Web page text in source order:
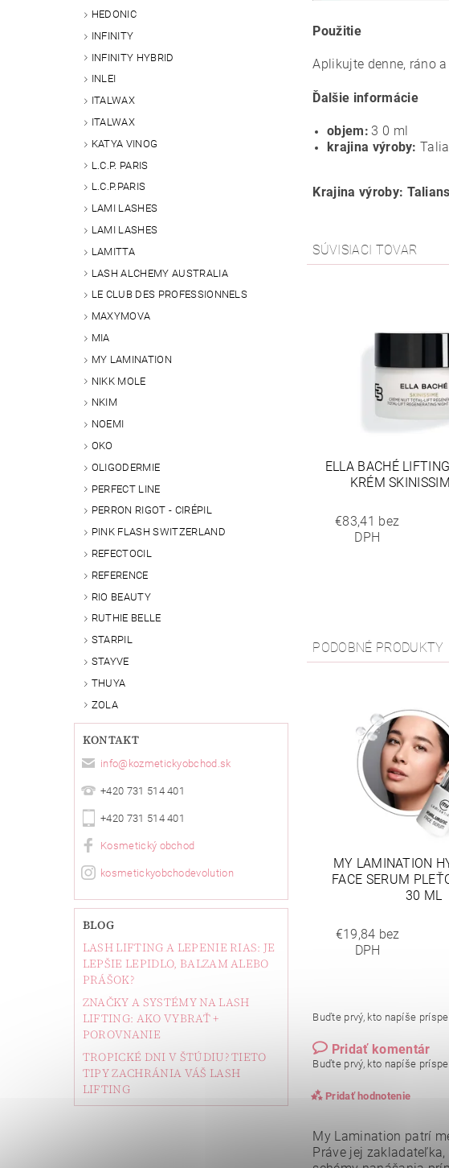
HEDONIC
INFINITY
INFINITY HYBRID
INLEI
ITALWAX
ITALWAX
KATYA VINOG
L.C.P. PARIS
L.C.P.PARIS
LAMI LASHES
LAMI LASHES
LAMITTA
LASH ALCHEMY AUSTRALIA
LE CLUB DES PROFESSIONNELS
MAXYMOVA
MIA
MY LAMINATION
NIKK MOLE
NKIM
NOEMI
OKO
OLIGODERMIE
PERFECT LINE
PERRON RIGOT - CIRÉPIL
PINK FLASH SWITZERLAND
REFECTOCIL
REFERENCE
RIO BEAUTY
RUTHIE BELLE
STARPIL
STAYVE
THUYA
ZOLA
KONTAKT
info@ kozmetickyobchod.sk
+420 731 514 401
+420 731 514 401
Kosmetický obchod
kosmetickyobchodevolution
BLOG
LASH LIFTING A LEPENIE RIAS: JE
LEPŠIE LEPIDLO, BALZAM ALEBO
PRÁŠOK?
ZNAČKY A SYSTÉMY NA LASH
LIFTING: AKO VYBRAŤ +
POROVNANIE
TROPICKÉ DNI V ŠTÚDIU? TIETO
TIPY ZACHRÁNIA VÁŠ LASH
LIFTING
Použitie
Aplikujte denne, ráno
Ďalšie informácie
objem: 3 0 ml
krajina výroby:
Krajina výroby:
SÚVISIACI TOVAR
ELLA BACHÉ
KRÉM
€83,41 bez
DPH
PODOBNÉ PRODUKTY
MY LAMINATION
FACE SERUM
30 ML
€19,84 bez
DPH
Buďte prvý, kto napíše
Pridať komentár
Buďte prvý, kto napíše
Pridať hodnotenie
My Lamination patrí
Práve jej